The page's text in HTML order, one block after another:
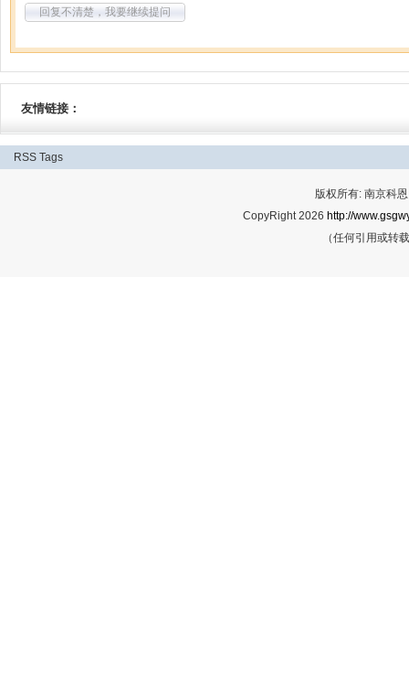
回复不清楚，我要继续提问
友情链接：
RSS Tags
版权所有: 南京科
CopyRight 2026 http://
（任何引用或转